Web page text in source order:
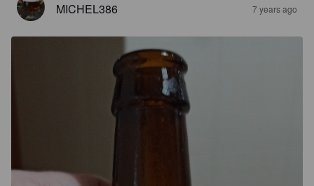
MICHEL386 7 years ago